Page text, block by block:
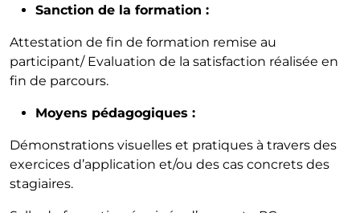
Sanction de la formation :
Attestation de fin de formation remise au
participant/ Evaluation de la satisfaction réalisée en
fin de parcours.
Moyens pédagogiques :
Démonstrations visuelles et pratiques à travers des
exercices d’application et/ou des cas concrets des
stagiaires.